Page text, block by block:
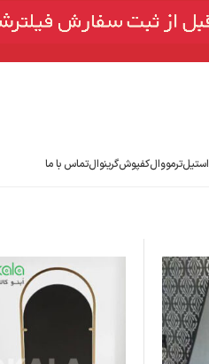
استیلترمووالکفپوشگرینوالتماس با ما